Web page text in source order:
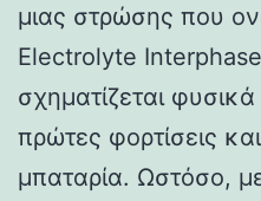
μιας στρώσης που
Electrolyte
σχηματίζεται
πρώτες φορτίσεις
μπαταρία. Ωστόσο,